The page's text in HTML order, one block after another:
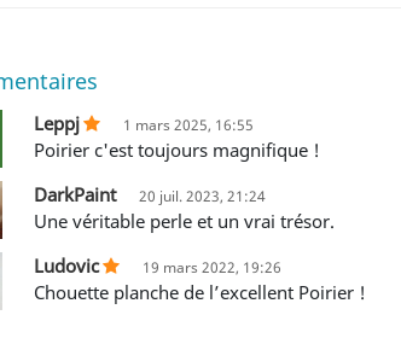
Leppj 1 mars 2025, 16:55
Poirier c'est toujours magnifique !
DarkPaint
20 juil. 2023, 21:24
Une véritable perle et un vrai trésor.
Ludovic
19 mars 2022, 19:26
Chouette planche de l’excellent Poirier !